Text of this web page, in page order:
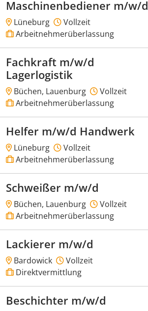
Maschinenbediener m/w/d
Lüneburg
Vollzeit
Arbeitnehmerüberlassung
Fachkraft m/w/d
Lagerlogistik
Büchen, Lauenburg
Vollzeit
Arbeitnehmerüberlassung
Helfer m/w/d Handwerk
Lüneburg
Vollzeit
Arbeitnehmerüberlassung
Schweißer m/w/d
Büchen, Lauenburg
Vollzeit
Arbeitnehmerüberlassung
Lackierer m/w/d
Bardowick
Vollzeit
Direktvermittlung
Beschichter m/w/d